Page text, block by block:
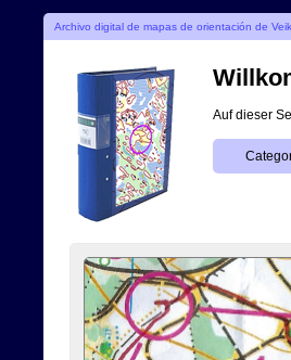
Archivo digital de mapas de orientación de
Auf dieser